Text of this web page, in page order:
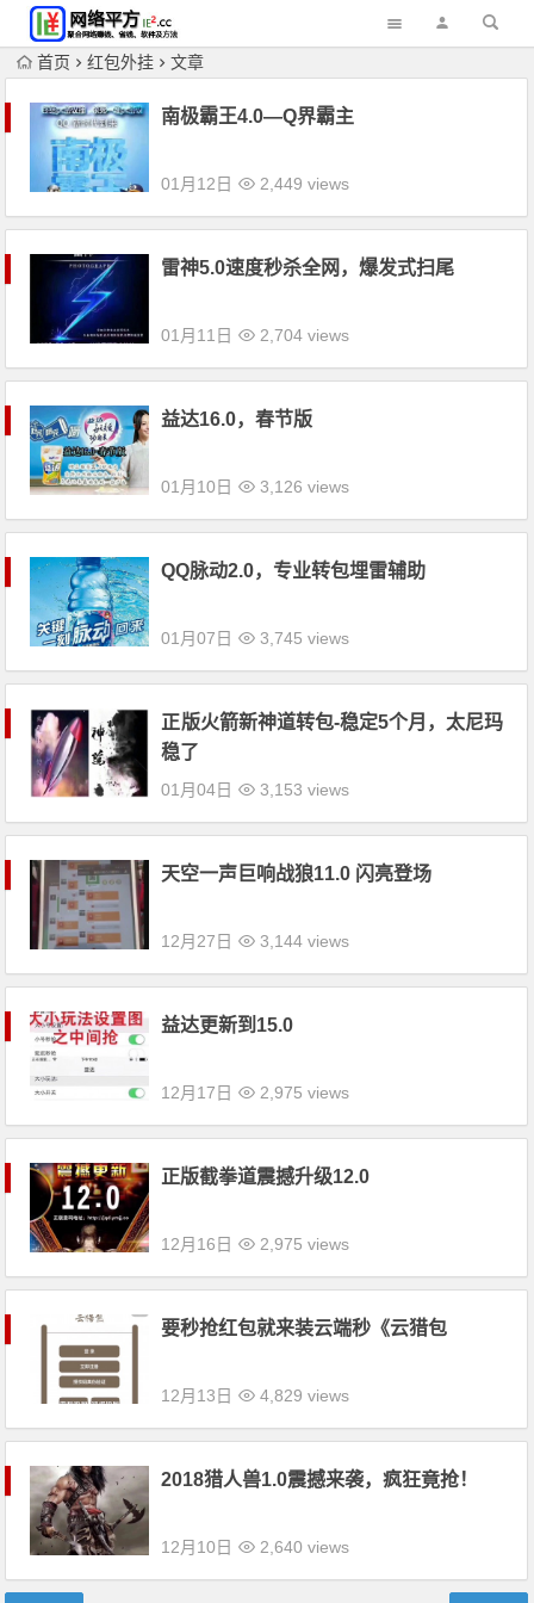
首页 红包外挂 文章
南极霸王4.0—Q界霸主
01月12日 2,449 views
雷神5.0速度秒杀全网，爆发式扫尾
01月11日 2,704 views
益达16.0，春节版
01月10日 3,126 views
QQ脉动2.0，专业转包埋雷辅助
01月07日 3,745 views
正版火箭新神道转包-稳定5个月，太尼玛
稳了
01月04日 3,153 views
天空一声巨响战狼11.0 闪亮登场
12月27日 3,144 views
益达更新到15.0
12月17日 2,975 views
正版截拳道震撼升级12.0
12月16日 2,975 views
要秒抢红包就来装云端秒《云猎包
12月13日 4,829 views
2018猎人兽1.0震撼来袭，疯狂竟抢！
12月10日 2,640 views